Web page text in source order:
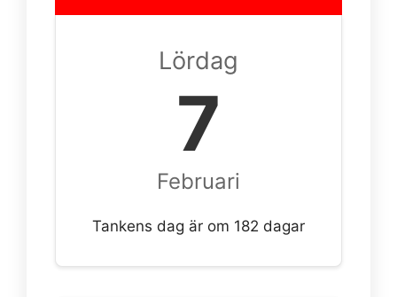
Lördag
7
Februari
Tankens dag är om 182 dagar